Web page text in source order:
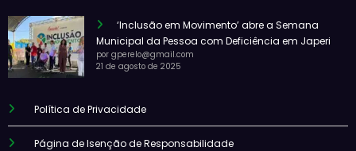
‘Inclusão em Movimento’ abre a Semana
Municipal da Pessoa com Deficiência em Japeri
por gperelo@gmail.com
21 de agosto de 2025
Política de Privacidade
Página de Isenção de Responsabilidade